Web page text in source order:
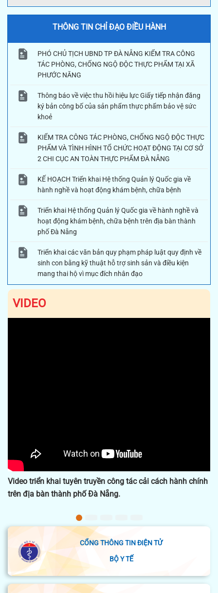
THÔNG TIN CHỈ ĐẠO ĐIỀU HÀNH
PHÓ CHỦ TỊCH UBND TP ĐÀ NẴNG KIỂM TRA CÔNG
TÁC PHÒNG, CHỐNG NGỘ ĐỘC THỰC PHẨM TẠI XÃ
PHƯỚC NĂNG
Thông báo về việc thu hồi hiệu lực Giấy tiếp nhận đăng
ký bản công bố của sản phẩm thực phẩm bảo vệ sức
khoẻ
KIỂM TRA CÔNG TÁC PHÒNG, CHỐNG NGỘ ĐỘC THỰC
PHẨM VÀ TÌNH HÌNH TỔ CHỨC HOẠT ĐỘNG TẠI CƠ SỞ
2 CHI CỤC AN TOÀN THỰC PHẨM ĐÀ NẴNG
KẾ HOẠCH Triển khai Hệ thống Quản lý Quốc gia về
hành nghề và hoạt động khám bệnh, chữa bệnh
Triển khai Hệ thống Quản lý Quốc gia về hành nghề và
hoạt động khám bệnh, chữa bệnh trên địa bàn thành
phố Đà Nẵng
Triển khai các văn bản quy phạm pháp luật quy định về
sinh con bằng kỹ thuật hỗ trợ sinh sản và điều kiện
mang thai hộ vì mục đích nhân đạo
VIDEO
công tác cải cách hành chính Dấu ấn công tác y tế 2024
CỔNG THÔNG TIN ĐIỆN TỬ
BỘ Y TẾ